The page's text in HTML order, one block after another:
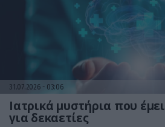
31.07.2026 03:06
Ιατρικά μυστήρια που
για δεκαετίες